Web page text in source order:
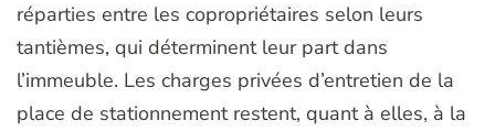
réparties entre les copropriétaires selon leurs
tantièmes, qui déterminent leur part dans
l’immeuble. Les charges privées d’entretien de la
place de stationnement restent, quant à elles, à la